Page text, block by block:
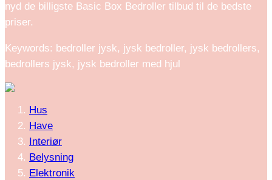
nyd de billigste Basic Box Bedroller tilbud til de bedste
priser.
Keywords: bedroller jysk, jysk bedroller, jysk bedrollers,
bedrollers jysk, jysk bedroller med hjul
Hus
Have
Interiør
Belysning
Elektronik